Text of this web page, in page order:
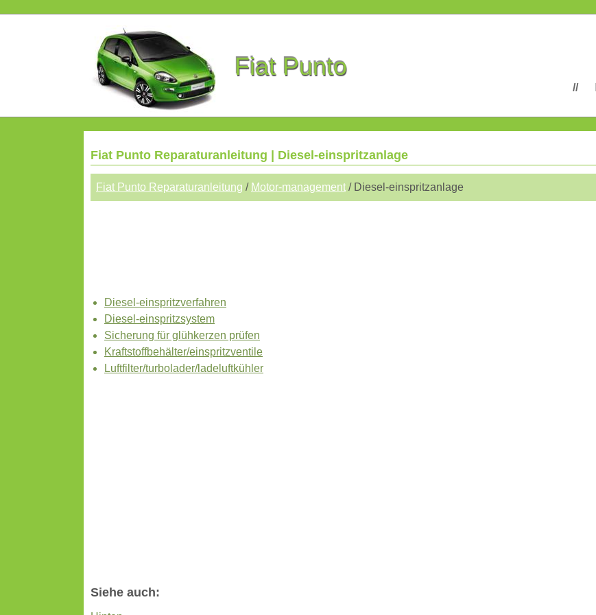
Fiat Punto
Fiat Punto Reparaturanleitung | Diesel-einspritzanlage
Fiat Punto Reparaturanleitung / Motor-management / Diesel-einspritzanlage
Diesel-einspritzverfahren
Diesel-einspritzsystem
Sicherung für glühkerzen prüfen
Kraftstoffbehälter/einspritzventile
Luftfilter/turbolader/ladeluftkühler
Siehe auch: